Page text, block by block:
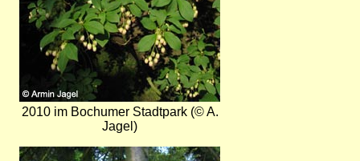
2010 im Bochumer Stadtpark (© A.
Jagel)
Bild